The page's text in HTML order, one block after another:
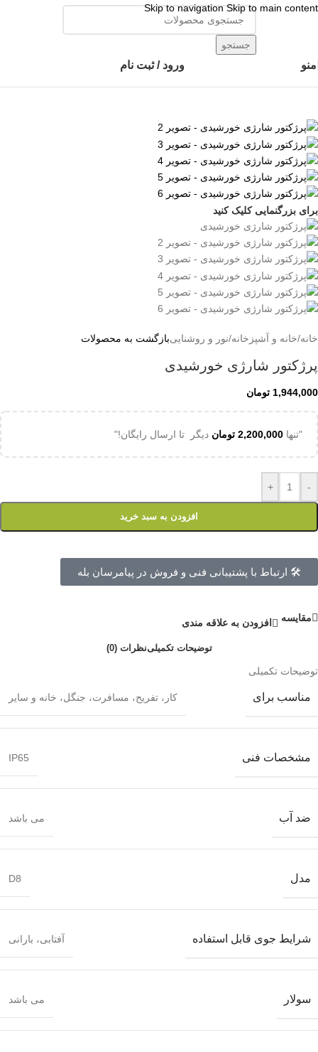
Skip to navigationSkip to main content
👈با کلیک روی این نوشته عضو کانال هوم پلاست در پیام رسان بله شوید👉
جستجو
منو ورود / ثبت نام
برای بزرگنمایی کلیک کنید
خانه/خانه و آشپزخانه/نور و روشناییبازگشت به محصولات
پرژکتور شارژی خورشیدی
1,944,000 تومان
"تنها 2,200,000 تومان دیگر تا ارسال رایگان!"
-
+
افزودن به سبد خرید
🛠 ارتباط با پشتیبانی فنی و فروش در پیامرسان بله
مقايسه افزودن به علاقه مندی
توضیحات تکمیلینظرات (0)
توضیحات تکمیلی
مناسب برای کار، تفریح، مسافرت، جنگل، خانه و سایر
مشخصات فنی IP65
ضد آب می باشد
مدل D8
شرایط جوی قابل استفاده آفتابی، بارانی
سولار می باشد